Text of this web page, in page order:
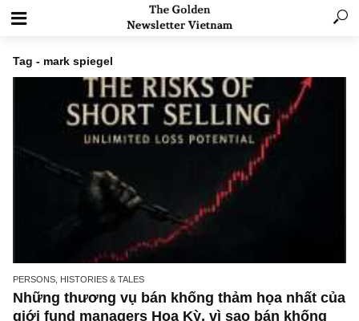
Tag - mark spiegel
PERSONS, HISTORIES & TALES